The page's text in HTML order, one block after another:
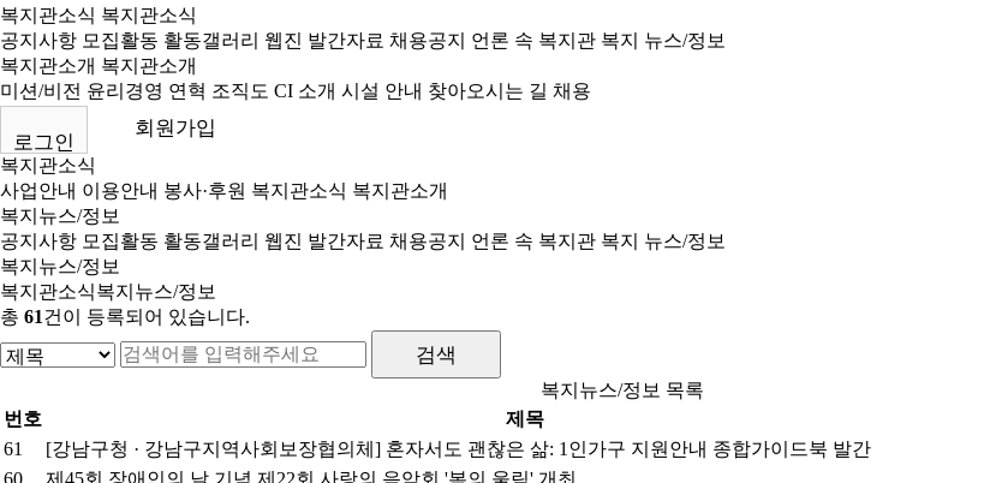
복지관소식 복지관소식
공지사항 모집활동 활동갤러리 웹진 발간자료 채용공지 언론 속 복지관 복지 뉴스/정보
복지관소개 복지관소개
미션/비전 윤리경영 연혁 조직도 CI 소개 시설 안내 찾아오시는 길 채용
로그인
회원가입
복지관소식
사업안내 이용안내 봉사·후원 복지관소식 복지관소개
복지뉴스/정보
공지사항 모집활동 활동갤러리 웹진 발간자료 채용공지 언론 속 복지관 복지 뉴스/정보
복지뉴스/정보
복지관소식복지뉴스/정보
총 61건이 등록되어 있습니다.
복지뉴스/정보 목록
번호
제목
61
[강남구청 · 강남구지역사회보장협의체] 혼자서도 괜찮은 삶: 1인가구 지원안내 종합가이드북 발간